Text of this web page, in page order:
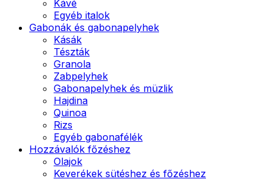
Kávé
Egyéb italok
Gabonák és gabonapelyhek
Kásák
Tészták
Granola
Zabpelyhek
Gabonapelyhek és müzlik
Hajdina
Quinoa
Rizs
Egyéb gabonafélék
Hozzávalók főzéshez
Olajok
Keverékek sütéshez és főzéshez